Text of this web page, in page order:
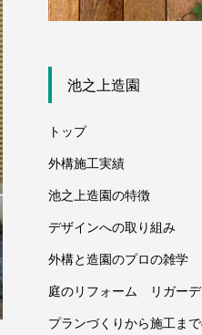
池之上造園
トップ
外構施工実績
池之上造園の特徴
デザインへの取り組み
外構と造園のプロの雑学
庭のリフォーム リガーデ
プランづくりから施工ま